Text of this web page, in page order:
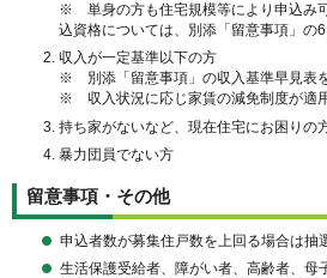
※ 単身の方も住宅規模等により申込み
込資格については、別添「留意事項」の6
収入が一定基準以下の方
※ 別添「留意事項」の収入基準早見表を
※ 収入状況に応じ家賃の減免制度が適用
持ち家がないなど、現在住宅にお困りの
暴力団員でない方
留意事項・その他
申込者数が募集住戸数を上回る場合は抽
生活保護受給者、障がい者、高齢者、母